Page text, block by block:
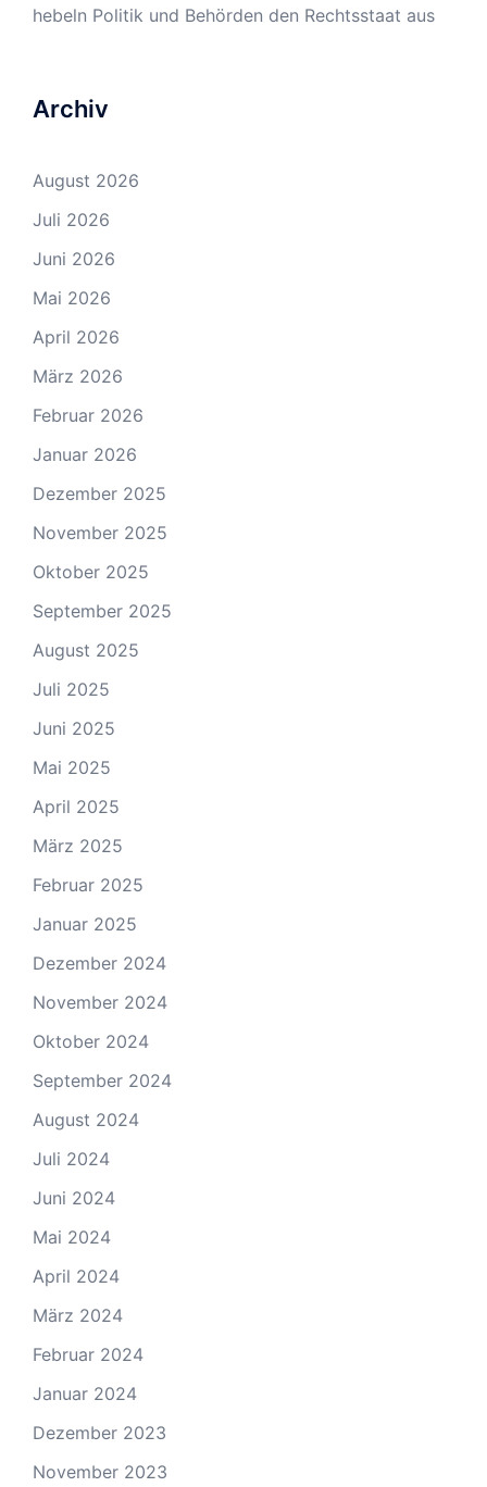
hebeln Politik und Behörden den Rechtsstaat aus
Archiv
August 2026
Juli 2026
Juni 2026
Mai 2026
April 2026
März 2026
Februar 2026
Januar 2026
Dezember 2025
November 2025
Oktober 2025
September 2025
August 2025
Juli 2025
Juni 2025
Mai 2025
April 2025
März 2025
Februar 2025
Januar 2025
Dezember 2024
November 2024
Oktober 2024
September 2024
August 2024
Juli 2024
Juni 2024
Mai 2024
April 2024
März 2024
Februar 2024
Januar 2024
Dezember 2023
November 2023